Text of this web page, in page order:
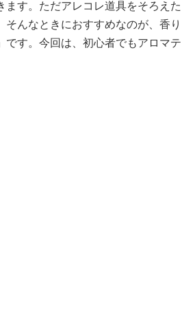
ます。ただアレコレ道具をそろえた
んなときにおすすめなのが、香り
です。今回は、初心者でもアロマテ